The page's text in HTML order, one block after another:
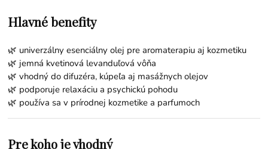
Hlavné benefity
🌿 univerzálny esenciálny olej pre aromaterapiu aj kozmetiku
🌿 jemná kvetinová levanduľová vôňa
🌿 vhodný do difuzéra, kúpeľa aj masážnych olejov
🌿 podporuje relaxáciu a psychickú pohodu
🌿 používa sa v prírodnej kozmetike a parfumoch
Pre koho je vhodný